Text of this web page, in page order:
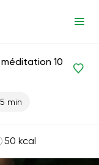
10
min
50 kcal